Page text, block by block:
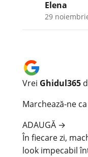
Elena
29
Vrei Ghidul365
Marchează-ne ca
ADAUGĂ →
În fiecare zi,
look impecabil